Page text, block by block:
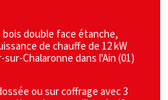
double face étanche,
de chauffe de 12 kW
Chalaronne dans l'Ain (01)
ou sur coffrage avec 3